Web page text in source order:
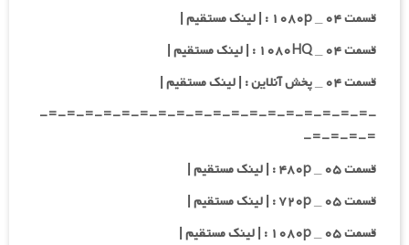
قسمت ۰۴ _ ۱۰۸۰p : | لینک مستقیم |
قسمت ۰۴ _ ۱۰۸۰HQ : | لینک مستقیم |
قسمت ۰۴ _ پخش آنلاین : | لینک مستقیم |
-=-=-=-=-=-=-=-=-=-=-=-=-=-=-=-=-=-=-
=-=-=-=-
قسمت ۰۵ _ ۴۸۰p : | لینک مستقیم |
قسمت ۰۵ _ ۷۲۰p : | لینک مستقیم |
قسمت ۰۵ _ ۱۰۸۰p : | لینک مستقیم |